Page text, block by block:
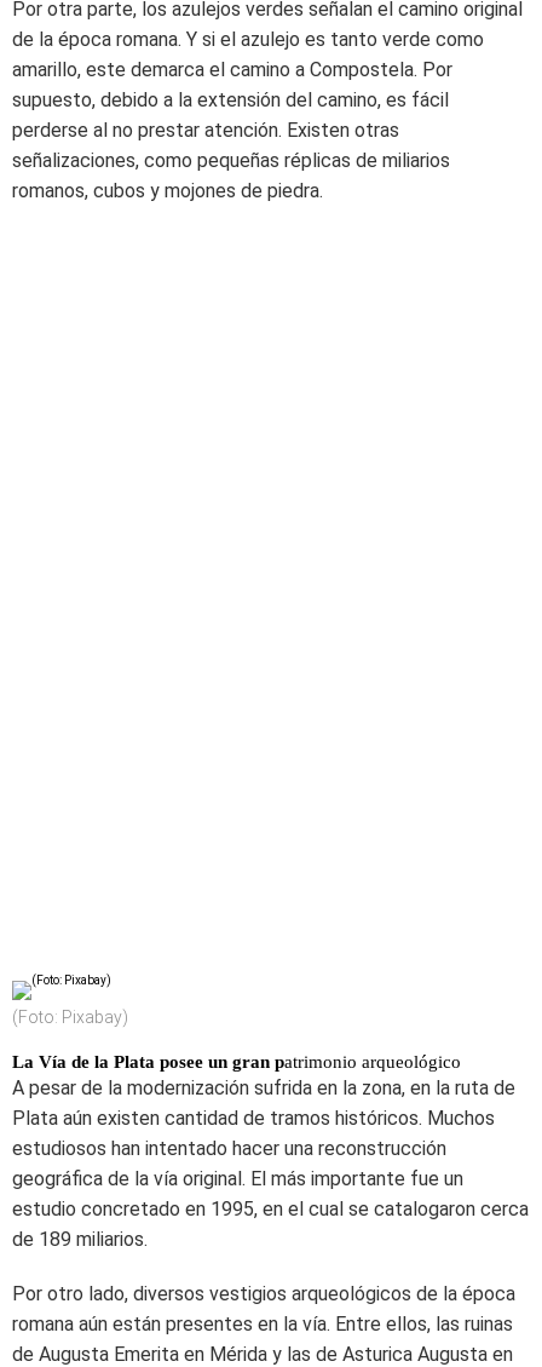
Por otra parte, los azulejos verdes señalan el camino original
de la época romana. Y si el azulejo es tanto verde como
amarillo, este demarca el camino a Compostela. Por
supuesto, debido a la extensión del camino, es fácil
perderse al no prestar atención. Existen otras
señalizaciones, como pequeñas réplicas de miliarios
romanos, cubos y mojones de piedra.
(Foto: Pixabay)
La Vía de la Plata posee un gran patrimonio arqueológico
A pesar de la modernización sufrida en la zona, en la ruta de
Plata aún existen cantidad de tramos históricos. Muchos
estudiosos han intentado hacer una reconstrucción
geográfica de la vía original. El más importante fue un
estudio concretado en 1995, en el cual se catalogaron cerca
de 189 miliarios.
Por otro lado, diversos vestigios arqueológicos de la época
romana aún están presentes en la vía. Entre ellos, las ruinas
de Augusta Emerita en Mérida y las de Asturica Augusta en